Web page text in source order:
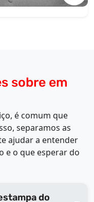
sobre em
é comum que
separamos as
ajudar a entender
e o que esperar do
do